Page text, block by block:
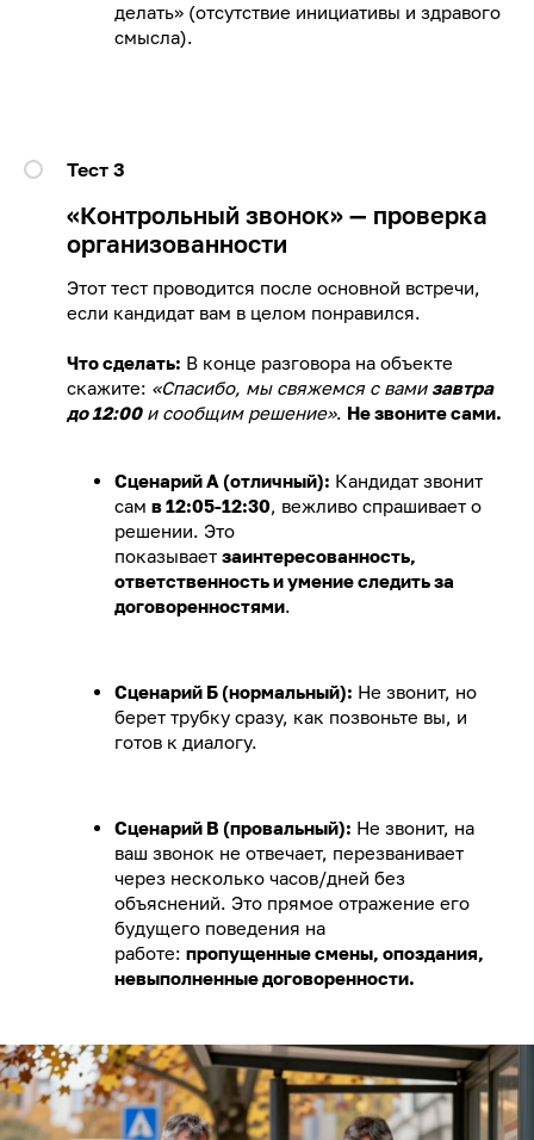
делать» (отсутствие инициативы и здравого
смысла).
Тест 3
«Контрольный звонок» — проверка
организованности
Этот тест проводится после основной встречи,
если кандидат вам в целом понравился.
Что сделать: В конце разговора на объекте
скажите: «Спасибо, мы свяжемся с вами завтра
до 12:00и сообщим решение». Не звоните сами.
Сценарий А (отличный): Кандидат звонит
сам в 12:05-12:30, вежливо спрашивает о
решении. Это
показывает заинтересованность,
ответственность и умение следить за
договоренностями.
Сценарий Б (нормальный): Не звонит, но
берет трубку сразу, как позвоньте вы, и
готов к диалогу.
Сценарий В (провальный): Не звонит, на
ваш звонок не отвечает, перезванивает
через несколько часов/дней без
объяснений. Это прямое отражение его
будущего поведения на
работе: пропущенные смены, опоздания,
невыполненные договоренности.